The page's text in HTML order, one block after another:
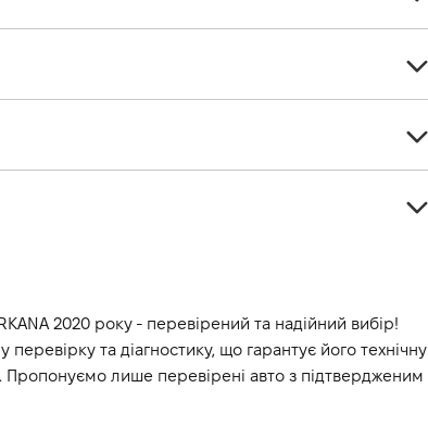
2020 року - перевірений та надійний вибір!
та діагностику, що гарантує його технічну
Пропонуємо лише перевірені авто з підтвердженим